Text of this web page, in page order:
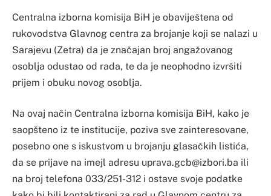
Centralna izborna komisija BiH je obaviještena od
rukovodstva Glavnog centra za brojanje koji se nalazi u
Sarajevu (Zetra) da je značajan broj angažovanog
osoblja odustao od rada, te da je neophodno izvršiti
prijem i obuku novog osoblja.
Na ovaj način Centralna izborna komisija BiH, kako je
saopšteno iz te institucije, poziva sve zainteresovane,
posebno one s iskustvom u brojanju glasačkih listića,
da se prijave na imejl adresu uprava.gcb@izbori.ba ili
na broj telefona 033/251-312 i ostave svoje podatke